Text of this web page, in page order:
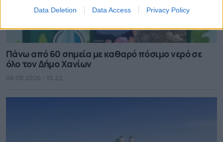
Data Deletion Data Access Privacy Policy
Πάνω από 60 σημεία με καθαρό πόσιμο νερό σε
όλο τον Δήμο Χανίων
06.08.2026 - 15.22